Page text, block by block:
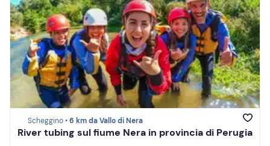
Scheggino •6 km da Vallo di Nera
River tubing sul fiume Nera in provincia di Perugia